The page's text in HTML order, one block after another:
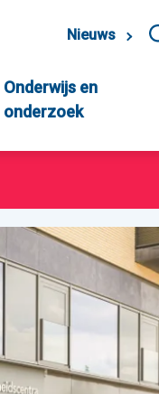
Nieuws
Onderwijs en
onderzoek